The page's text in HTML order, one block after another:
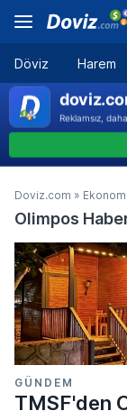
Döviz Harem
Doviz.com »
Olimpos
GÜNDEM
TMSF'den